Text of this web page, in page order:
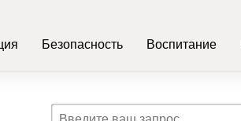
Безопасность Воспитание